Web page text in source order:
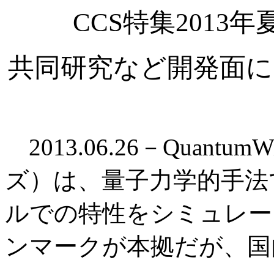
CCS特集2013年
共同研究など開発面
2013.06.26－
ズ）は、量子力学的手
ルでの特性をシミュレ
ンマークが本拠だが、